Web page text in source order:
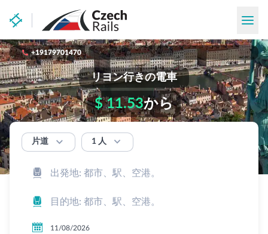
 +19179701470
リヨン行きの電車
$ 11.53から
片道  1 人 


